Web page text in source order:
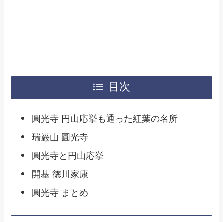
目次
圓光寺 円山応挙も通った紅葉の名所
瑞巌山 圓光寺
圓光寺と円山応挙
開基 徳川家康
圓光寺 まとめ